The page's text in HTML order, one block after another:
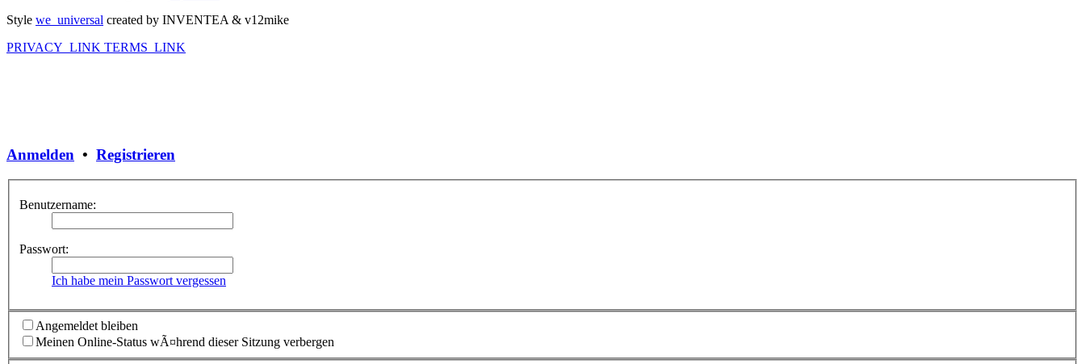
Style we_universal created by INVENTEA & v12mike
PRIVACY_LINK TERMS_LINK
Anmelden • Registrieren
Benutzername:
Passwort:
Ich habe mein Passwort vergessen
Angemeldet bleiben
Meinen Online-Status wÃ¤hrend dieser Sitzung verbergen